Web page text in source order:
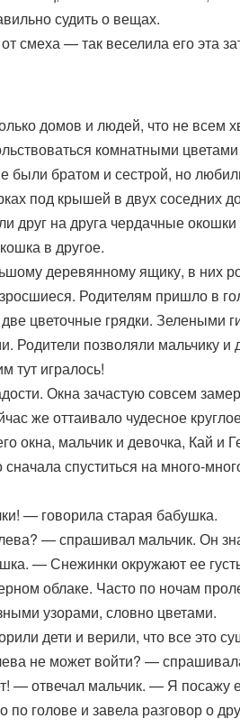
судить о вещах.
смеха — так веселила его эта
домов и людей, что не всем
комнатными
были братом и сестрой, но
под крышей в двух соседних
друг на друга чердачные
в другое.
деревянному ящику, в них
Родителям пришло в
цветочные грядки. Зелеными
Родители позволяли мальчику и
тут игралось!
Окна зачастую совсем
же оттаивало чудесное
окна, мальчик и девочка, Кай и
спуститься на много-
— говорила старая бабушка.
— спрашивал мальчик. Он
— Снежинки окружают ее
облаке. Часто по ночам
узорами, словно цветами.
дети и верили, что все это
не может войти? —
— отвечал мальчик. — Я посажу
по голове и завела разговор о